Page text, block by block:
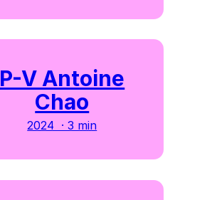
P-V Antoine
Chao
2024 · 3 min